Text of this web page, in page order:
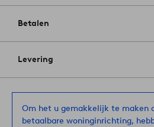
Betalen
Levering
Om het u gemakkelijk te maken
betaalbare woninginrichting,